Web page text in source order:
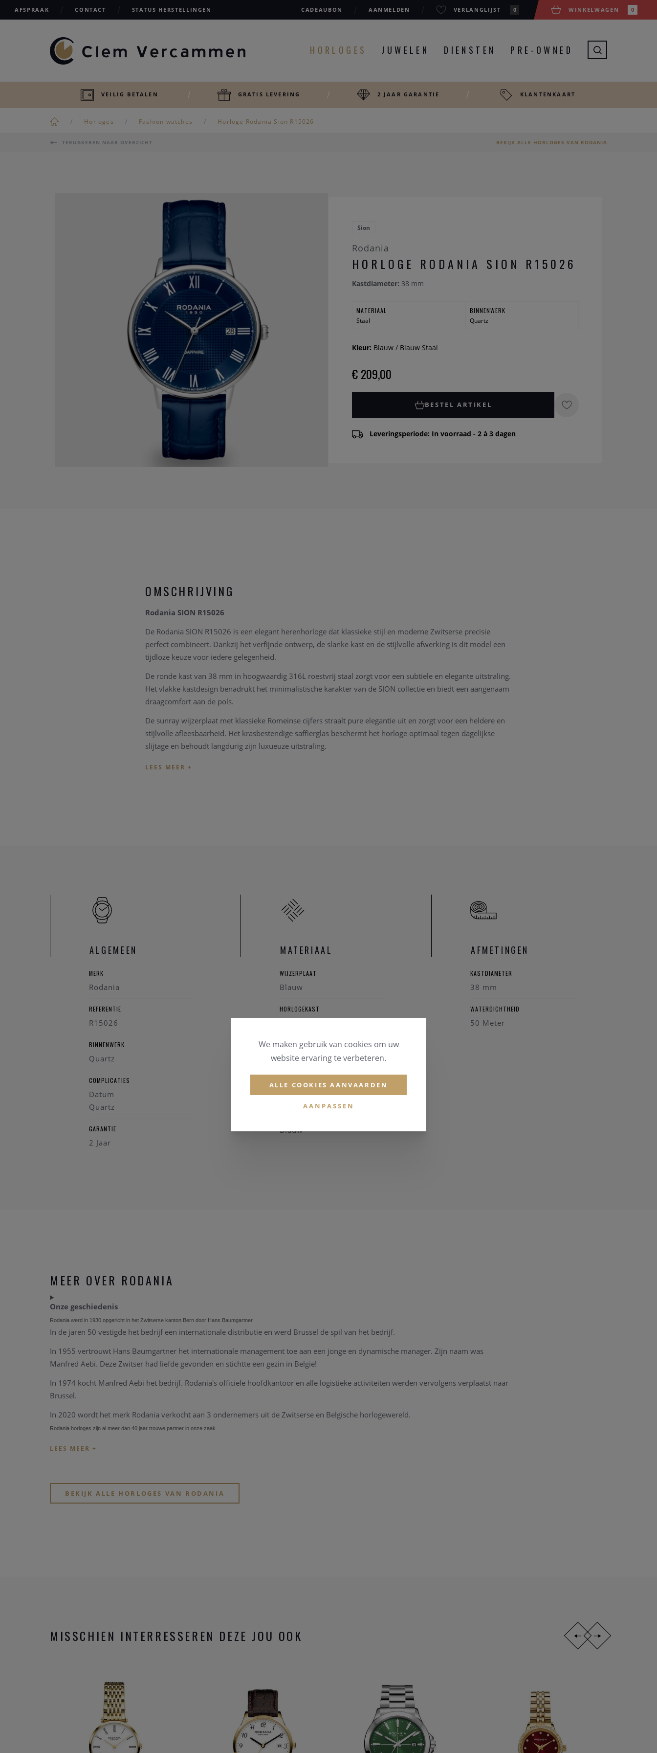
AFSPRAAK CONTACT STATUS HERSTELLINGEN CADEAUBON AANMELDEN VERLANGLIJST 0 WINKELWAGEN 0
HORLOGES JUWELEN DIENSTEN PRE-OWNED
VEILIG BETALEN GRATIS LEVERING 2 JAAR GARANTIE KLANTENKAART
Horloges Fashion watches Horloge Rodania Sion R15026
TERUGKEREN NAAR OVERZICHT BEKIJK ALLE HORLOGES VAN RODANIA
Sion
Rodania
HORLOGE RODANIA SION R15026
Kastdiameter: 38 mm
MATERIAAL
Staal
BINNENWERK
Quartz
Kleur: Blauw / Blauw Staal
€ 209,00
BESTEL ARTIKEL
Leveringsperiode: In voorraad - 2 à 3 dagen
OMSCHRIJVING
Rodania SION R15026
De Rodania SION R15026 is een elegant herenhorloge dat klassieke stijl en moderne Zwitserse precisie
perfect combineert. Dankzij het verfijnde ontwerp, de slanke kast en de stijlvolle afwerking is dit model een
tijdloze keuze voor iedere gelegenheid.
De ronde kast van 38 mm in hoogwaardig 316L roestvrij staal zorgt voor een subtiele en elegante uitstraling.
Het vlakke kastdesign benadrukt het minimalistische karakter van de SION collectie en biedt een aangenaam
draagcomfort aan de pols.
De sunray wijzerplaat met klassieke Romeinse cijfers straalt pure elegantie uit en zorgt voor een heldere en
stijlvolle afleesbaarheid. Het krasbestendige saffierglas beschermt het horloge optimaal tegen dagelijkse
slijtage en behoudt langdurig zijn luxueuze uitstraling.
Het betrouwbare Zwitserse quartz uurwerk staat garant voor nauwkeurige prestaties en eenvoudig
Kastmateriaal: 316L roestvrij staal
Indexen: Romeinse cijfers
ALGEMEEN
MERK
Rodania
REFERENTIE
R15026
BINNENWERK
Quartz
COMPLICATIES
Datum
Quartz
GARANTIE
2 Jaar
MATERIAAL
WIJZERPLAAT
Blauw
HORLOGEKAST
GLAS
Saffierglas
Leder
Blauw
AFMETINGEN
KASTDIAMETER
38 mm
WATERDICHTHEID
50 Meter
MEER OVER RODANIA
Onze geschiedenis
Rodania werd in 1930 opgericht in het Zwitserse kanton Bern door Hans Baumgartner.
In de jaren 50 vestigde het bedrijf een internationale distributie en werd Brussel de spil van het bedrijf.
In 1955 vertrouwt Hans Baumgartner het internationale management toe aan een jonge en dynamische manager. Zijn naam was
Manfred Aebi. Deze Zwitser had liefde gevonden en stichtte een gezin in België!
In 1974 kocht Manfred Aebi het bedrijf. Rodania's officiële hoofdkantoor en alle logistieke activiteiten werden vervolgens verplaatst naar
Brussel.
In 2020 wordt het merk Rodania verkocht aan 3 ondernemers uit de Zwitserse en Belgische horlogewereld.
Rodania horloges zijn al meer dan 40 jaar trouwe partner in onze zaak.
BEKIJK ALLE HORLOGES VAN RODANIA
MISSCHIEN INTERRESSEREN DEZE JOU OOK
We maken gebruik van cookies om uw
website ervaring te verbeteren.
ALLE COOKIES AANVAARDEN
AANPASSEN